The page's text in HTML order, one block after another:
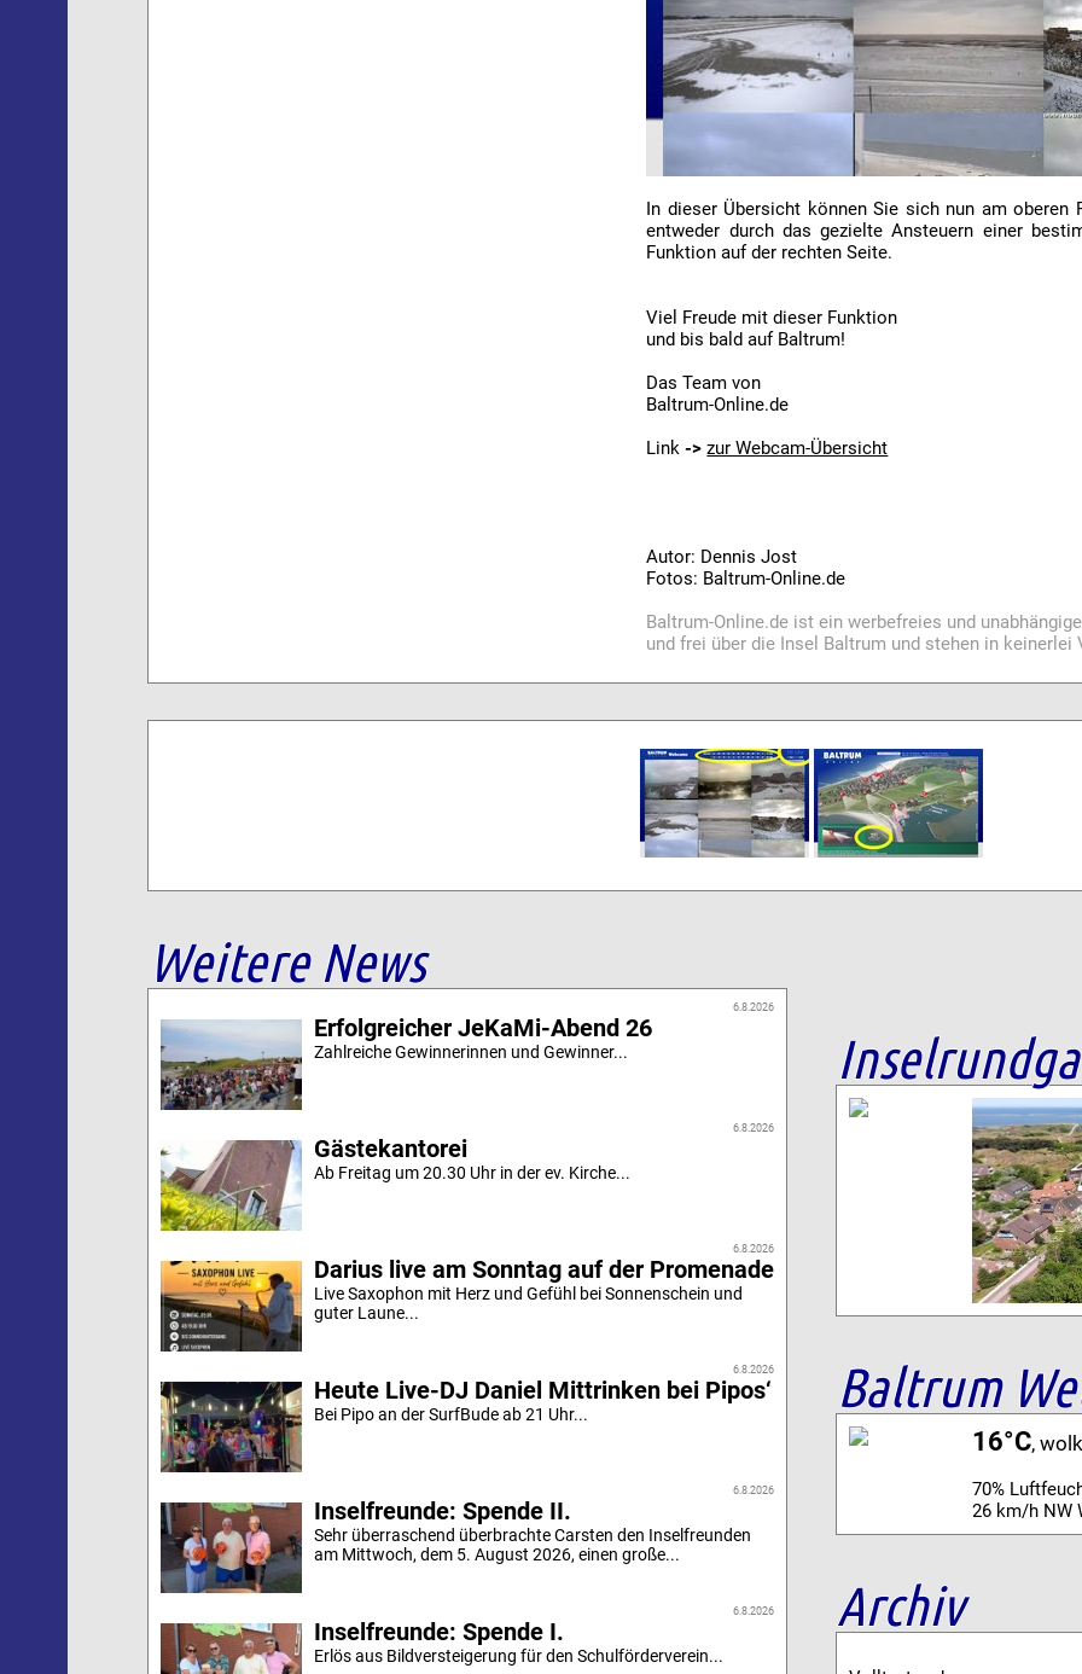
In dieser Übersicht können Sie sich nun am oberen
entweder durch das gezielte Ansteuern einer
Funktion auf der rechten Seite.
Viel Freude mit dieser Funktion
und bis bald auf Baltrum!
Das Team von
Baltrum-Online.de
Link-> zur Webcam-Übersicht
Autor: Dennis Jost
Fotos: Baltrum-Online.de
Baltrum-Online.de ist ein werbefreies und
und frei über die Insel Baltrum und stehen in keinerlei
Weitere News
6.8.2026
Erfolgreicher JeKaMi-Abend 26
Zahlreiche Gewinnerinnen und Gewinner...
6.8.2026
Gästekantorei
Ab Freitag um 20.30 Uhr in der ev. Kirche...
6.8.2026
Darius live am Sonntag auf der Promenade
Live Saxophon mit Herz und Gefühl bei Sonnenschein und
guter Laune...
6.8.2026
Heute Live-DJ Daniel Mittrinken bei Pipos‘
Bei Pipo an der SurfBude ab 21 Uhr...
6.8.2026
Inselfreunde: Spende II.
Sehr überraschend überbrachte Carsten den Inselfreunden
am Mittwoch, dem 5. August 2026, einen große...
6.8.2026
Inselfreunde: Spende I.
Erlös aus Bildversteigerung für den Schulförderverein...
Baltrum
16°C,
70%
26 km/h NW
Archiv